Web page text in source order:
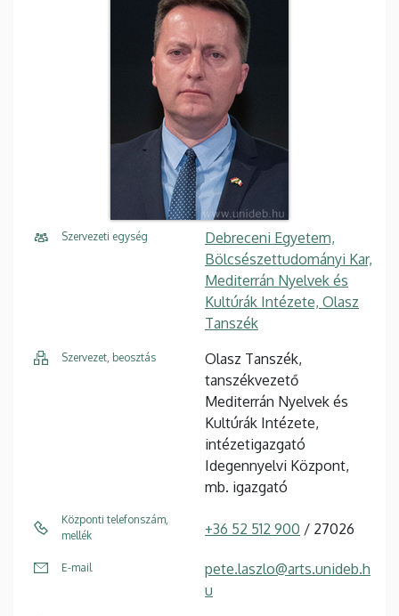
Szervezeti egység
Debreceni Egyetem,
Bölcsészettudományi Kar,
Mediterrán Nyelvek és
Kultúrák Intézete, Olasz
Tanszék
Szervezet, beosztás
Olasz Tanszék,
tanszékvezető
Mediterrán Nyelvek és
Kultúrák Intézete,
intézetigazgató
Idegennyelvi Központ,
mb. igazgató
Központi telefonszám,
mellék
+36 52 512 900 / 27026
E-mail
pete.laszlo@arts.unideb.h
u